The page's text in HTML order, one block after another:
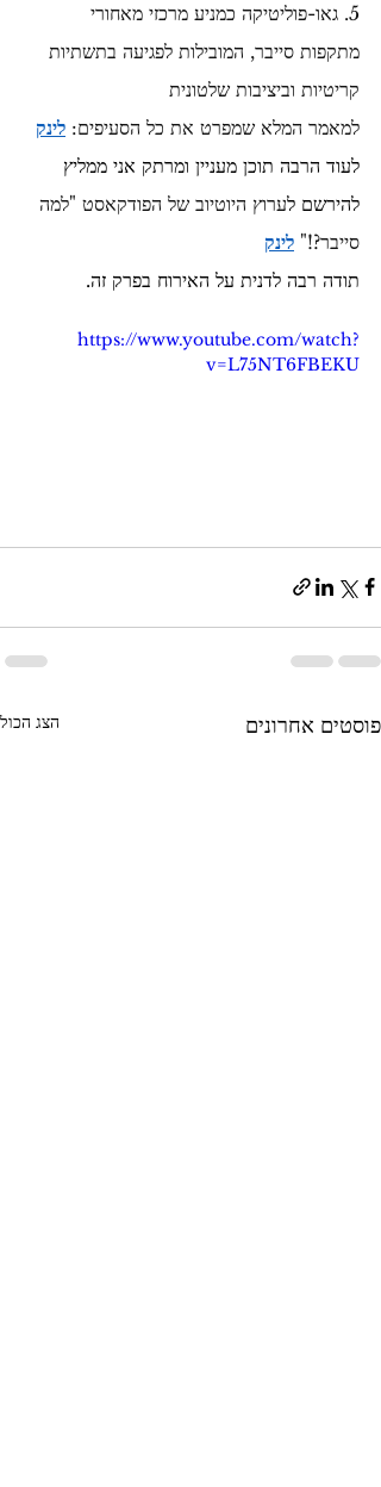
5. גאו-פוליטיקה כמניע מרכזי מאחורי
מתקפות סייבר, המובילות לפגיעה בתשתיות
קריטיות וביציבות שלטונית
למאמר המלא שמפרט את כל הסעיפים: לינק
לעוד הרבה תוכן מעניין ומרתק אני ממליץ
להירשם לערוץ היוטיוב של הפודקאסט "למה
סייבר?!" לינק
תודה רבה לדנית על האירוח בפרק זה.
https://www.youtube.com/watch?
v=L75NT6FBEKU
פוסטים אחרונים הצג הכול